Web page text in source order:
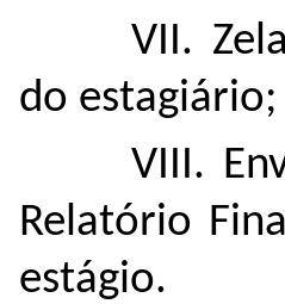
VII.
do estagiário;
VIII.
Relatório
estágio.